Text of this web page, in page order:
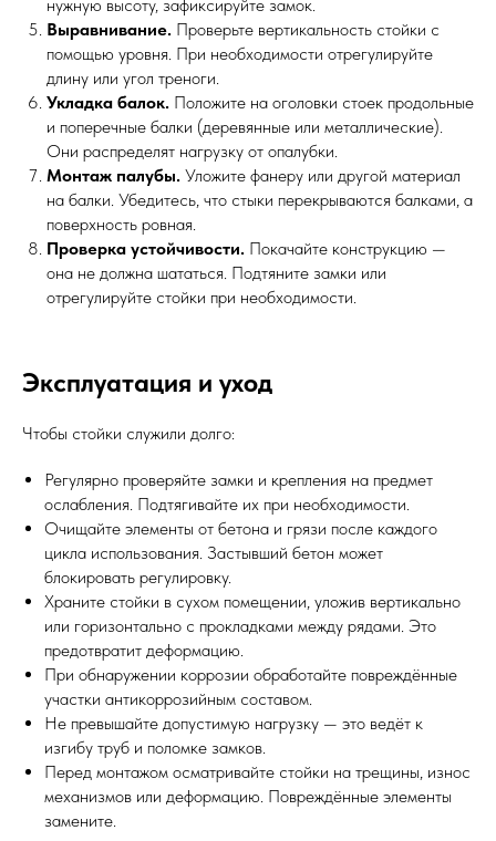
нужную высоту, зафиксируйте замок.
Выравнивание. Проверьте вертикальность стойки с
помощью уровня. При необходимости отрегулируйте
длину или угол треноги.
Укладка балок. Положите на оголовки стоек продольные
и поперечные балки (деревянные или металлические).
Они распределят нагрузку от опалубки.
Монтаж палубы. Уложите фанеру или другой материал
на балки. Убедитесь, что стыки перекрываются балками, а
поверхность ровная.
Проверка устойчивости. Покачайте конструкцию —
она не должна шататься. Подтяните замки или
отрегулируйте стойки при необходимости.
Эксплуатация и уход
Чтобы стойки служили долго:
Регулярно проверяйте замки и крепления на предмет
ослабления. Подтягивайте их при необходимости.
Очищайте элементы от бетона и грязи после каждого
цикла использования. Застывший бетон может
блокировать регулировку.
Храните стойки в сухом помещении, уложив вертикально
или горизонтально с прокладками между рядами. Это
предотвратит деформацию.
При обнаружении коррозии обработайте повреждённые
участки антикоррозийным составом.
Не превышайте допустимую нагрузку — это ведёт к
изгибу труб и поломке замков.
Перед монтажом осматривайте стойки на трещины, износ
механизмов или деформацию. Повреждённые элементы
замените.